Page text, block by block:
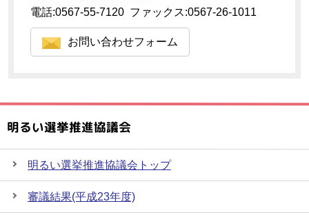
電話:0567-55-7120 ファックス:0567-26-1011
お問い合わせフォーム
明るい選挙推進協議会
明るい選挙推進協議会トップ
審議結果(平成23年度)